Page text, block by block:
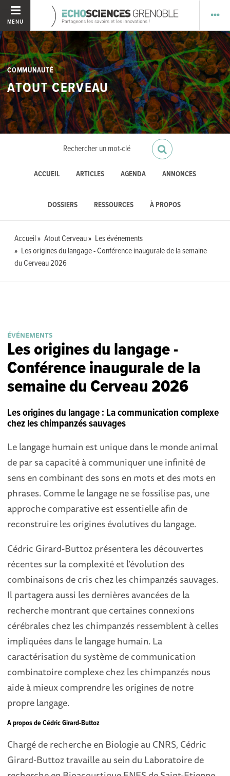
MENU
COMMUNAUTÉ
ATOUT CERVEAU
ACCUEIL ARTICLES AGENDA ANNONCES
DOSSIERS RESSOURCES À PROPOS
Accueil Atout Cerveau
Les événements
Les origines du langage - Conférence inaugurale de la semaine
du Cerveau 2026
ÉVÉNEMENTS
Les origines du langage -
Conférence inaugurale de la
semaine du Cerveau 2026
Les origines du langage : La communication complexe
chez les chimpanzés sauvages
Le langage humain est unique dans le monde animal
de par sa capacité à communiquer une infinité de
sens en combinant des sons en mots et des mots en
phrases. Comme le langage ne se fossilise pas, une
approche comparative est essentielle afin de
reconstruire les origines évolutives du langage.
Cédric Girard-Buttoz présentera les découvertes
récentes sur la complexité et l’évolution des
combinaisons de cris chez les chimpanzés sauvages.
Il partagera aussi les dernières avancées de la
recherche montrant que certaines connexions
cérébrales chez les chimpanzés ressemblent à celles
impliquées dans le langage humain. La
caractérisation du système de communication
combinatoire complexe chez les chimpanzés nous
aide à mieux comprendre les origines de notre
propre langage.
A propos de Cédric Girard-Buttoz
Chargé de recherche en Biologie au CNRS, Cédric
Girard-Buttoz travaille au sein du Laboratoire de